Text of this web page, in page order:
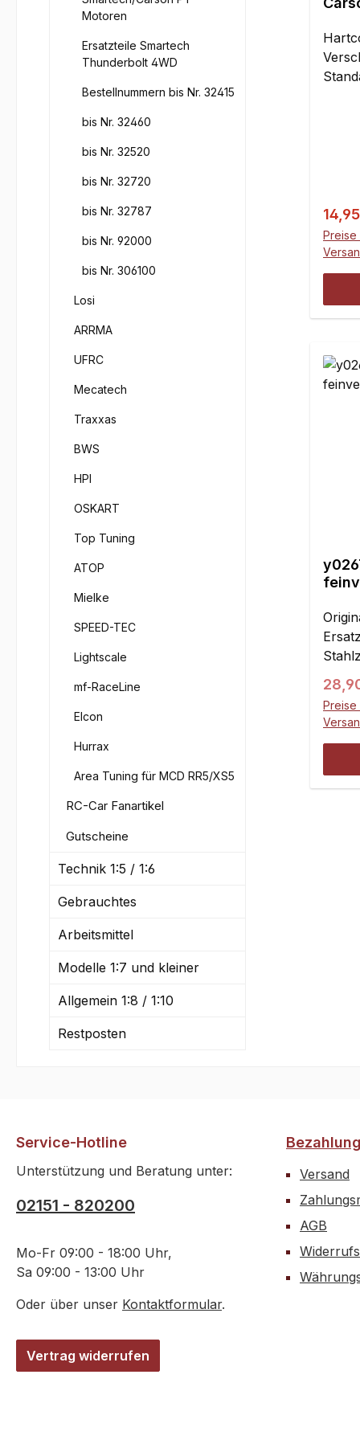
Motoren
Ersatzteile Smartech
Thunderbolt 4WD
Bestellnummern bis Nr. 32415
bis Nr. 32460
bis Nr. 32520
bis Nr. 32720
bis Nr. 32787
bis Nr. 92000
bis Nr. 306100
Losi
ARRMA
UFRC
Mecatech
Traxxas
BWS
HPI
OSKART
Top Tuning
ATOP
Mielke
SPEED-TEC
Lightscale
mf-RaceLine
Elcon
Hurrax
Area Tuning für MCD RR5/XS5
RC-Car Fanartikel
Gutscheine
Technik 1:5 / 1:6
Gebrauchtes
Arbeitsmittel
Modelle 1:7 und kleiner
Allgemein 1:8 / 1:10
Restposten
Preise
für
Preise
Service-Hotline
Unterstützung und Beratung unter:
02151 - 820200
Mo-Fr 09:00 - 18:00 Uhr,
Sa 09:00 - 13:00 Uhr
Oder über unser Kontaktformular.
Vertrag widerrufen
Bezahlung
Versand
AGB